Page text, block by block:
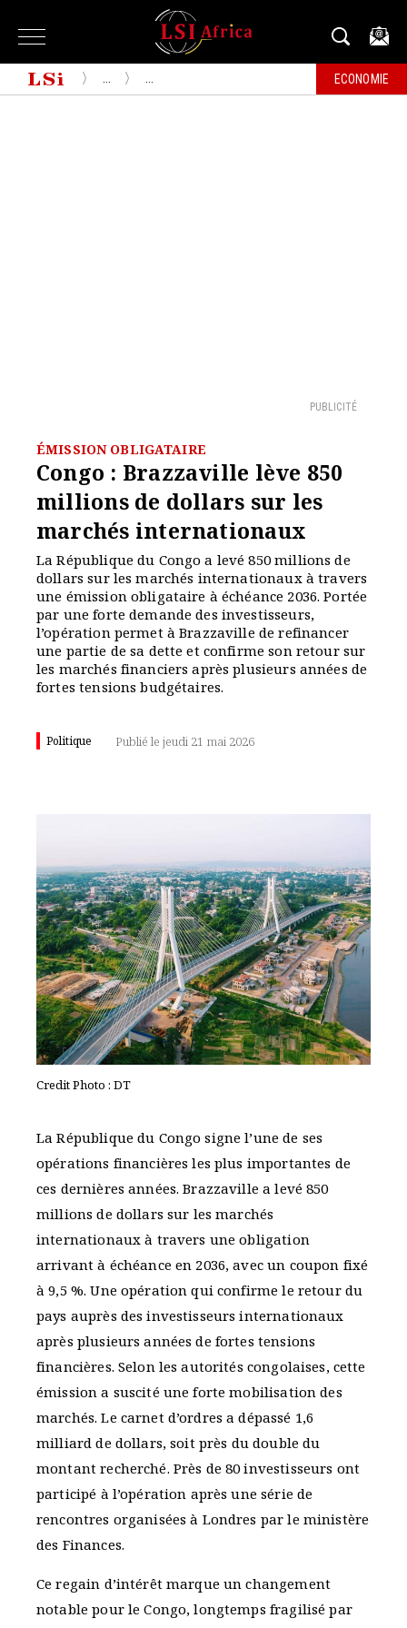
ECONOMIE
PUBLICITÉ
ÉMISSION OBLIGATAIRE
Congo : Brazzaville lève 850
millions de dollars sur les
marchés internationaux
La République du Congo a levé 850 millions de
dollars sur les marchés internationaux à travers
une émission obligataire à échéance 2036. Portée
par une forte demande des investisseurs,
l’opération permet à Brazzaville de refinancer
une partie de sa dette et confirme son retour sur
les marchés financiers après plusieurs années de
fortes tensions budgétaires.
Politique Publié le jeudi 21 mai 2026
Credit Photo : DT
La République du Congo signe l’une de ses
opérations financières les plus importantes de
ces dernières années. Brazzaville a levé 850
millions de dollars sur les marchés
internationaux à travers une obligation
arrivant à échéance en 2036, avec un coupon fixé
à 9,5 %. Une opération qui confirme le retour du
pays auprès des investisseurs internationaux
après plusieurs années de fortes tensions
financières. Selon les autorités congolaises, cette
émission a suscité une forte mobilisation des
marchés. Le carnet d’ordres a dépassé 1,6
milliard de dollars, soit près du double du
montant recherché. Près de 80 investisseurs ont
participé à l’opération après une série de
rencontres organisées à Londres par le ministère
des Finances.
Ce regain d’intérêt marque un changement
notable pour le Congo, longtemps fragilisé par